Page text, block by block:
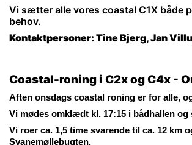
Vi sætter alle vores coastal C1X både
behov.
Kontaktpersoner: Tine Bjerg, Jan
Coastal-roning i C2x og C4x -
Aften onsdags coastal roning er for alle,
Vi mødes omklædt kl. 17:15 i bådhallen
Vi roer ca. 1,5 time svarende til ca. 12 km
Svanemøllebugten.